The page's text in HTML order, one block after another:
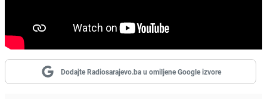
Dodajte Radiosarajevo.ba u omiljene Google izvore